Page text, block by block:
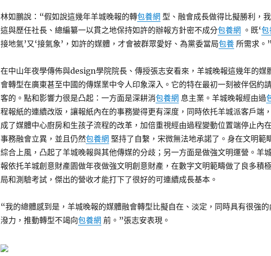
林如鵬說：“假如說這幾年羊城晚報的轉包養網 型、融會成長做得比擬勝利，
這與歷任社長、總編纂一以貫之地保持如許的辦報方針密不成分包養網 。既‘包
接地氣’又‘接氣象’，如許的媒體，才會被群眾愛好、為黨委當局包養 所需求。”
在中山年夜學傳佈與design學院院長、傳授張志安看來，羊城晚報這幾年的媒
會轉型在廣東甚至中國的傳媒業中令人印象深入。它的特在最初一刻被伴侶約
客的。點和影響力很是凸起：一方面是深耕消包養網 息主業。羊城晚報經由過
程報紙的連續改版，讓報紙內在的事務變得更有深度，同時依托羊城派客戶端
成了媒體中心廚房和生孩子流程的改革，加倍重視經由過程變動位置端停止內
事務融會立異，並且仍然包養網 堅持了自繫，宋微無法地承諾了。身在文明範
綜合上風，凸起了羊城晚報與其他傳媒的分歧；另一方面是做強文明運營。羊
報依托羊城創意財產園做年夜做強文明創意財產，在數字文明範疇做了良多積
局和測驗考試，傑出的營收才能打下了很好的可連續成長基本。
“我的總體感到是，羊城晚報的媒體融會轉型比擬自在、淡定，同時具有很強的
潑力，推動轉型不竭向包養網 前。”張志安表現。